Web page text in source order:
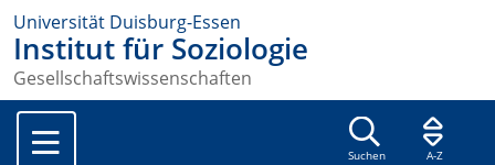
Universität Duisburg-Essen
Institut für Soziologie
Gesellschaftswissenschaften
Suchen A-Z